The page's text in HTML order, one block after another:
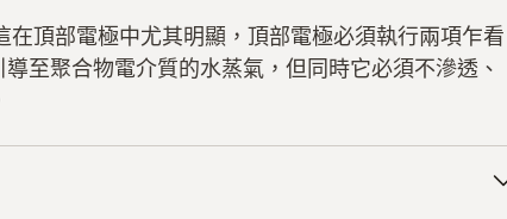
頂部電極中尤其明顯，頂部電極必須執行兩項乍看
至聚合物電介質的水蒸氣，但同時它必須不滲透、